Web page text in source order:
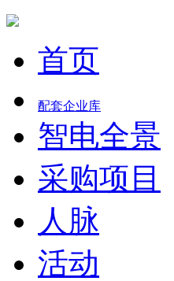
首页
配套企业库
智电全景
采购项目
人脉
活动